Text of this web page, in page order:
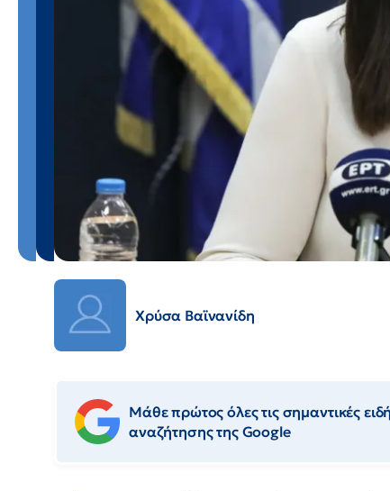
Χρύσα Βαϊνανίδη
Μάθε πρώτος όλες τις σημαντικές
αναζήτησης της Google